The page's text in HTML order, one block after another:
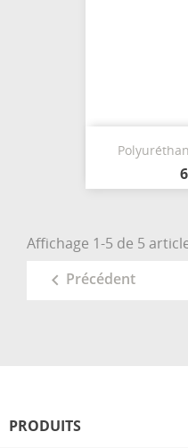
Affichage 1-5 de 5
 Précédent
PRODUITS